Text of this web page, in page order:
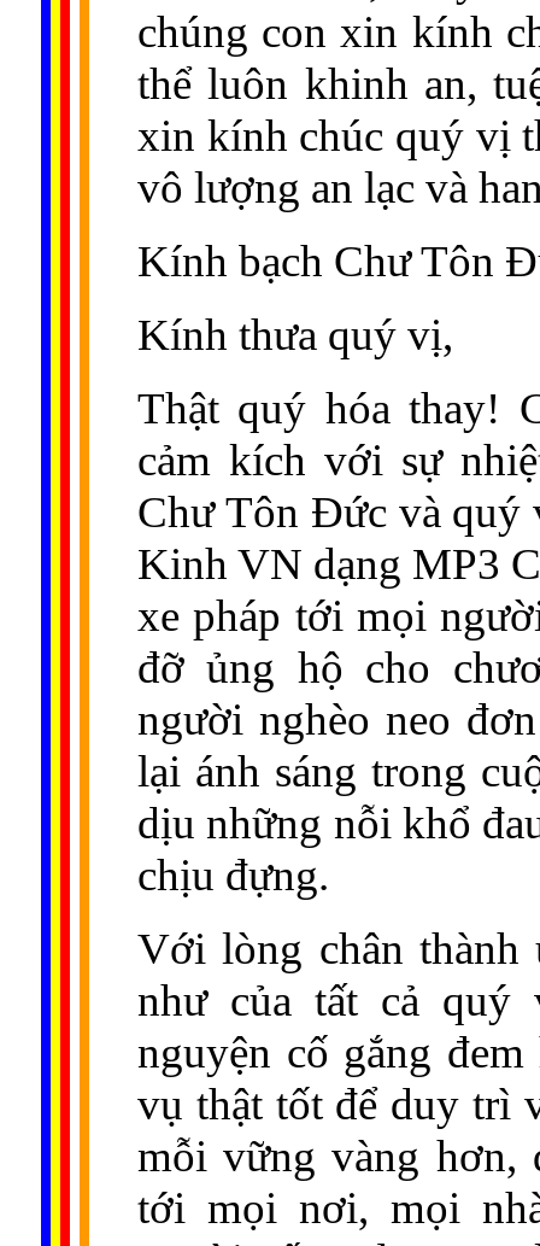
chúng con xin kính
thể luôn khinh an,
xin kính chúc quý vị
vô lượng an lạc và
Kính bạch Chư Tôn
Kính thưa quý vị,
Thật quý hóa thay!
cảm kích với sự
Chư Tôn Đức và quý
Kinh VN dạng MP3
xe pháp tới mọi
đỡ ủng hộ cho
người nghèo neo
lại ánh sáng trong
dịu những nỗi khổ
chịu đựng.
Với lòng chân
như của tất cả
nguyện cố gắng
vụ thật tốt để duy trì
mỗi vững vàng hơn,
tới mọi nơi, mọi